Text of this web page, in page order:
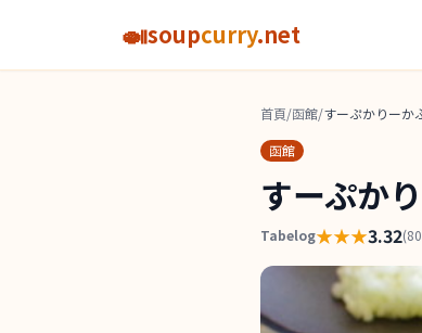
🍛soupcurry.net
首頁/函館/すーぷかりーか
函館
すーぷか
Tabelog★★★3.32(80